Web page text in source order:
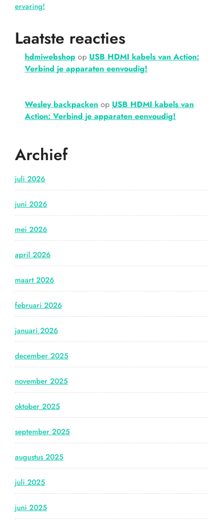
ervaring!
Laatste reacties
hdmiwebshop op USB HDMI kabels van Action:
Verbind je apparaten eenvoudig!
Wesley backpacken op USB HDMI kabels van
Action: Verbind je apparaten eenvoudig!
Archief
juli 2026
juni 2026
mei 2026
april 2026
maart 2026
februari 2026
januari 2026
december 2025
november 2025
oktober 2025
september 2025
augustus 2025
juli 2025
juni 2025